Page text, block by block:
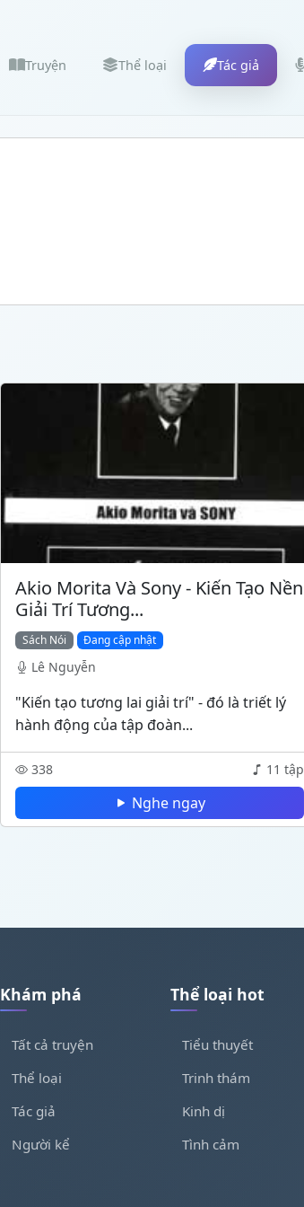
Truyện Thể loại Tác giả
Akio Morita Và Sony - Kiến Tạo Nền
Giải Trí Tương...
Sách Nói Đang cập nhật
Lê Nguyễn
"Kiến tạo tương lai giải trí" - đó là triết lý
hành động của tập đoàn...
338 11 tập
Nghe ngay
Khám phá
Tất cả truyện
Thể loại
Tác giả
Người kể
Thể loại hot
Tiểu thuyết
Trinh thám
Kinh dị
Tình cảm